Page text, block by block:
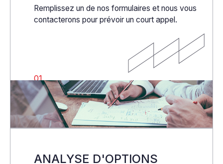
Remplissez un de nos formulaires et nous vous
contacterons pour prévoir un court appel.
01
ANALYSE D'OPTIONS